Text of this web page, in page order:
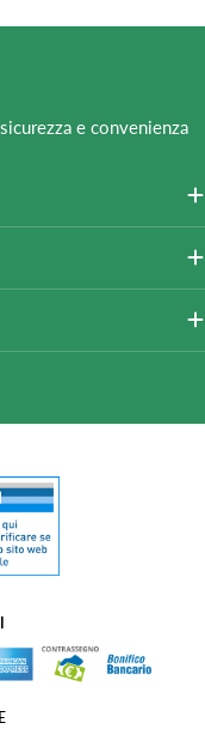
e convenienza